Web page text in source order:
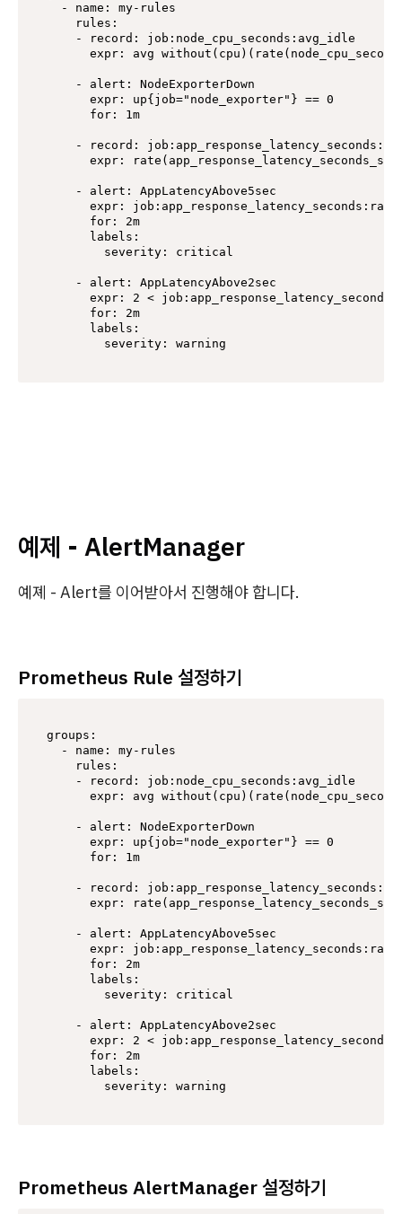
  - name: my-rules
    rules:
    - record: job:node_cpu_seconds:avg_idle
expr: avg
    - alert: NodeExporterDown
      expr: up{job="node_exporter"} == 0
      for: 1m
- record:
expr:
    - alert: AppLatencyAbove5sec
expr:
      for: 2m
      labels:
        severity: critical
    - alert: AppLatencyAbove2sec
expr: 2 <
      for: 2m
      labels:
        severity: warning
예제 - AlertManager
예졔 - Alert를 이어받아서 진행해야 합니다.
Prometheus Rule 설정하기
groups:
  - name: my-rules
    rules:
    - record: job:node_cpu_seconds:avg_idle
expr: avg
    - alert: NodeExporterDown
      expr: up{job="node_exporter"} == 0
      for: 1m
- record:
expr:
    - alert: AppLatencyAbove5sec
expr:
      for: 2m
      labels:
        severity: critical
    - alert: AppLatencyAbove2sec
expr: 2 <
      for: 2m
      labels:
        severity: warning
Prometheus AlertManager 설정하기